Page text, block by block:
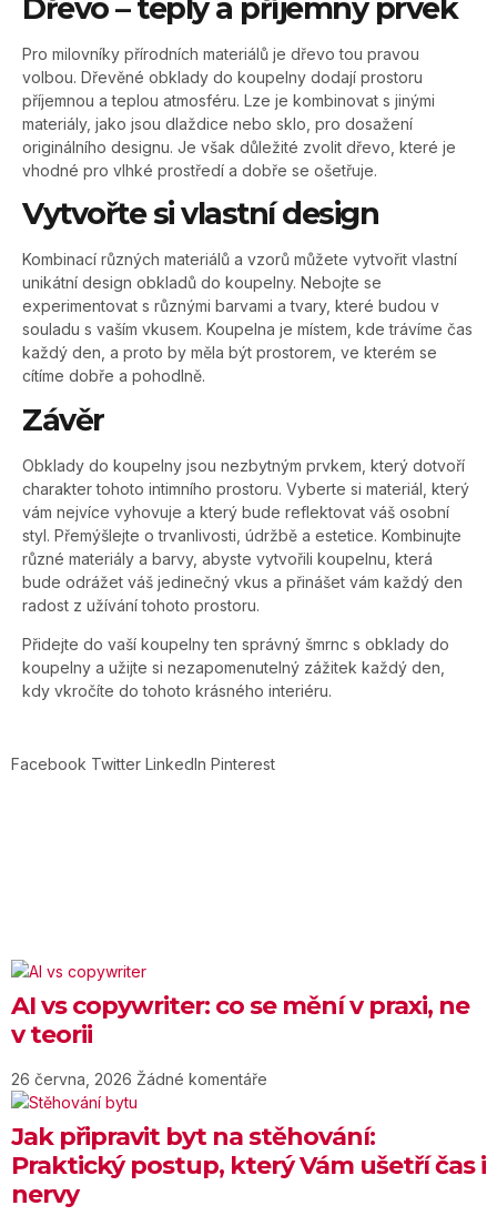
Dřevo – teplý a příjemný prvek
Pro milovníky přírodních materiálů je dřevo tou pravou
volbou. Dřevěné obklady do koupelny dodají prostoru
příjemnou a teplou atmosféru. Lze je kombinovat s jinými
materiály, jako jsou dlaždice nebo sklo, pro dosažení
originálního designu. Je však důležité zvolit dřevo, které je
vhodné pro vlhké prostředí a dobře se ošetřuje.
Vytvořte si vlastní design
Kombinací různých materiálů a vzorů můžete vytvořit vlastní
unikátní design obkladů do koupelny. Nebojte se
experimentovat s různými barvami a tvary, které budou v
souladu s vaším vkusem. Koupelna je místem, kde trávíme čas
každý den, a proto by měla být prostorem, ve kterém se
cítíme dobře a pohodlně.
Závěr
Obklady do koupelny jsou nezbytným prvkem, který dotvoří
charakter tohoto intimního prostoru. Vyberte si materiál, který
vám nejvíce vyhovuje a který bude reflektovat váš osobní
styl. Přemýšlejte o trvanlivosti, údržbě a estetice. Kombinujte
různé materiály a barvy, abyste vytvořili koupelnu, která
bude odrážet váš jedinečný vkus a přinášet vám každý den
radost z užívání tohoto prostoru.
Přidejte do vaší koupelny ten správný šmrnc s obklady do
koupelny a užijte si nezapomenutelný zážitek každý den,
kdy vkročíte do tohoto krásného interiéru.
Facebook Twitter LinkedIn Pinterest
AI vs copywriter: co se mění v praxi, ne
v teorii
26 června, 2026 Žádné komentáře
Jak připravit byt na stěhování:
Praktický postup, který Vám ušetří čas i
nervy